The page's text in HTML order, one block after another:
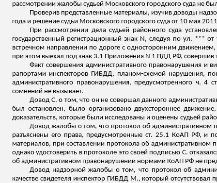
рассмотрении жалобы судьей Московского городского суда
Проверив представленные материалы, изучив доводы
года и решение судьи Московского городского суда от 10 мая
При рассмотрении дела судьей районного суда
государственный регистрационный знак N, следуя по ул.
встречном направлении по дороге с односторонним
при этом выехал под знак 3.1 Приложения N 1 ПДД РФ,
Факт совершения административного правонарушения и
рапортами инспекторов ГИБДД, планом-схемой нарушения,
административного правонарушения, предусмотренного ч. 4
сомнений не вызывает.
Довод С. о том, что он не совершал данного
был остановлен, было организовано двухстороннее
доказательств, которые были исследованы и оценены судьей
Довод жалобы о том, что протокол об административном
разъяснены его права, предусмотренные ст. 25.1 КоАП РФ, и
материалов, при составлении протокола об
однако удостоверить в протоколе это своей подписью С.
об административном правонарушении нормами КоАП РФ не
Довод надзорной жалобы о том, что протокол об
качестве свидетеля инспектор ГИБДД М., который отсутствовал